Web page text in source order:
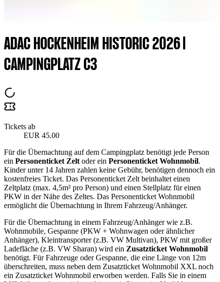
ADAC HOCKENHEIM HISTORIC 2026 |
CAMPINGPLATZ C3
Tickets ab
EUR 45.00
Für die Übernachtung auf dem Campingplatz benötigt jede Person
ein Personenticket Zelt oder ein Personenticket Wohnmobil.
Kinder unter 14 Jahren zahlen keine Gebühr, benötigen dennoch ein
kostenfreies Ticket. Das Personenticket Zelt beinhaltet einen
Zeltplatz (max. 4,5m² pro Person) und einen Stellplatz für einen
PKW in der Nähe des Zeltes. Das Personenticket Wohnmobil
ermöglicht die Übernachtung in Ihrem Fahrzeug/Anhänger.
Für die Übernachtung in einem Fahrzeug/Anhänger wie z.B.
Wohnmobile, Gespanne (PKW + Wohnwagen oder ähnlicher
Anhänger), Kleintransporter (z.B. VW Multivan), PKW mit großer
Ladefläche (z.B. VW Sharan) wird ein Zusatzticket Wohnmobil
benötigt. Für Fahrzeuge oder Gespanne, die eine Länge von 12m
überschreiten, muss neben dem Zusatzticket Wohnmobil XXL noch
ein Zusatzticket Wohnmobil erworben werden. Falls Sie in einem